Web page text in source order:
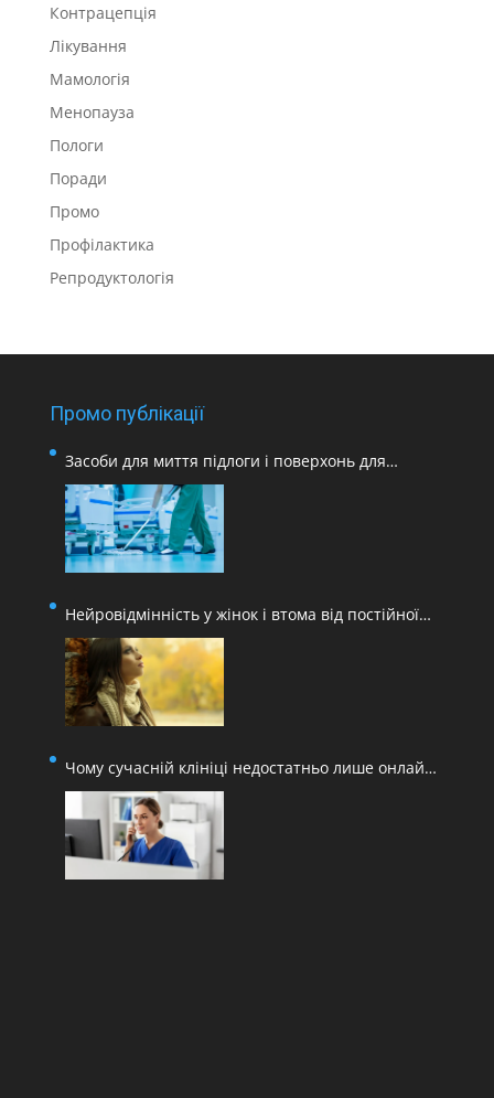
Контрацепція
Лікування
Мамологія
Менопауза
Пологи
Поради
Промо
Профілактика
Репродуктологія
Промо публікації
Засоби для миття підлоги і поверхонь для
медичних закладів
Нейровідмінність у жінок і втома від постійної
адаптації
Чому сучасній клініці недостатньо лише онлайн-
запису